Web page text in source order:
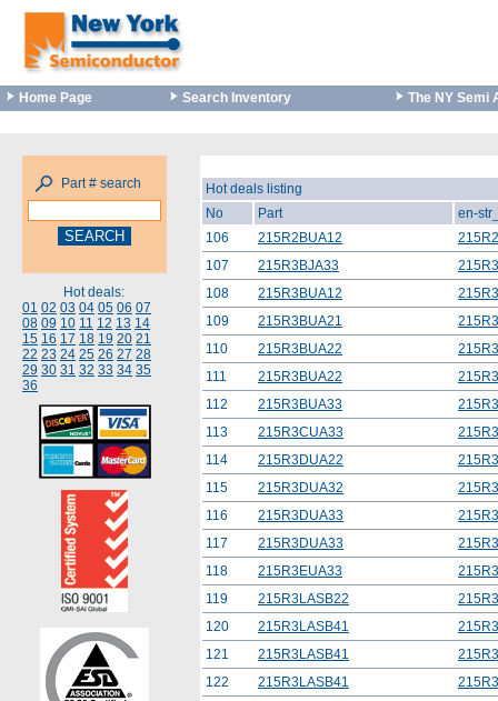
Home Page Search Inventory The NY Semi
Part # search
Hot deals:
01 02 03 04 05 06 07
08 09 10 11 12 13 14
15 16 17 18 19 20 21
22 23 24 25 26 27 28
29 30 31 32 33 34 35
36
Hot deals listing
No
Part
en-
106
215R2BUA12
107
215R3BJA33
108
215R3BUA12
109
215R3BUA21
110
215R3BUA22
111
215R3BUA22
112
215R3BUA33
113
215R3CUA33
114
215R3DUA22
115
215R3DUA32
116
215R3DUA33
117
215R3DUA33
118
215R3EUA33
119
215R3LASB22
120
215R3LASB41
121
215R3LASB41
122
215R3LASB41